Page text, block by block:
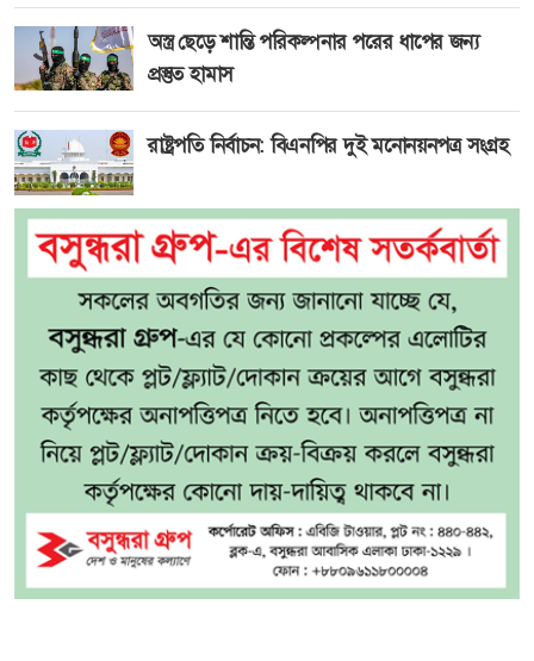
অস্ত্র ছেড়ে শান্তি পরিকল্পনার পরের ধাপের জন্য
প্রস্তুত হামাস
রাষ্ট্রপতি নির্বাচন: বিএনপির দুই মনোনয়নপত্র সংগ্রহ